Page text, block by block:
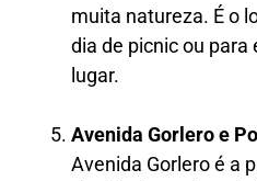
muita natureza. É o
dia de picnic ou para
lugar.
Avenida Gorlero e
Avenida Gorlero é a